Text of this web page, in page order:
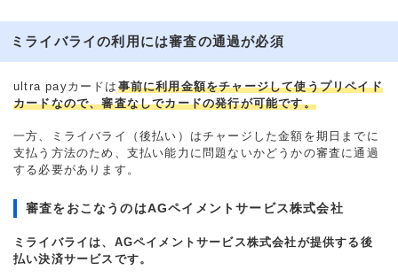
ミライバライの利用には審査の通過が必須
ultra payカードは 事前に利用金額をチャージして使うプリペイド
カードなので、審査なしでカードの発行が可能です。
一方、ミライバライ（後払い）はチャージした金額を期日までに
支払う方法のため、支払い能力に問題ないかどうかの審査に通過
する必要があります。
審査をおこなうのはAGペイメントサービス株式会社
ミライバライは、AGペイメントサービス株式会社が提供する後
払い決済サービスです。